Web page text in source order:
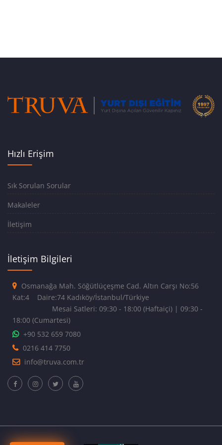
Hızlı Erişim
Sık Sorulan Sorular
Makaleler
İletişim
İletişim Bilgileri
Osmanağa Mah. Söğütlüçeşme Cad. Altın Carşı No:56
Kat:4 Daire:74 Kadıköy/İstanbul/Türkiye
Mesai Satleri: 09:30 - 18:00 (Haftaiçi) | 09:30 -
18:00 (Cumartesi)
+90 532 659 7080
0216 414 7750
info@truva.com.tr